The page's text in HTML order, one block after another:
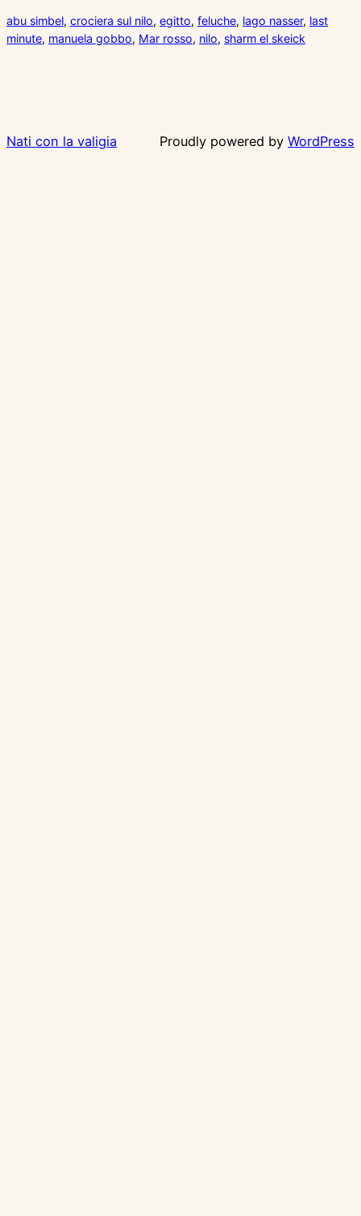
abu simbel, crociera sul nilo, egitto, feluche, lago nasser, last
minute, manuela gobbo, Mar rosso, nilo, sharm el skeick
Nati con la valigia Proudly powered by WordPress